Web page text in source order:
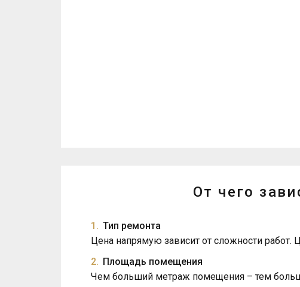
От чего
Тип ремонта
Цена напрямую зависит от сложности работ.
Площадь помещения
Чем больший метраж помещения – тем